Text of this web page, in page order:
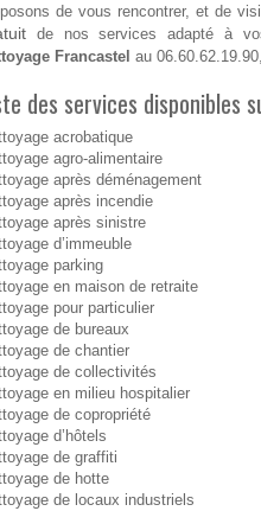
de vous rencontrer, et de
de nos services adapté à
Francastel au
des services disponibles
acrobatique
agro-alimentaire
après déménagement
après incendie
après sinistre
d’immeuble
parking
en maison de retraite
pour particulier
de bureaux
de chantier
de collectivités
en milieu hospitalier
de copropriété
d’hôtels
de graffiti
de hotte
de locaux industriels